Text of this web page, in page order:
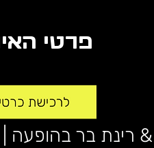
פרטי
רינת בר בהופעה |